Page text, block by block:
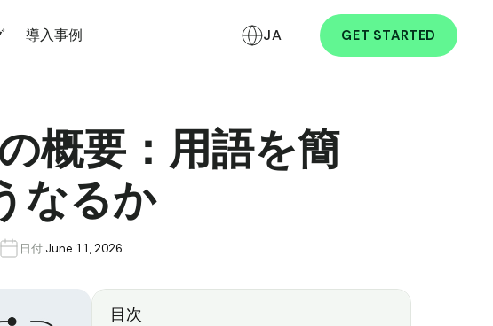
導入事例 JA GET STARTED
概要：用語を簡
なるか
日付:June 11, 2026
目次